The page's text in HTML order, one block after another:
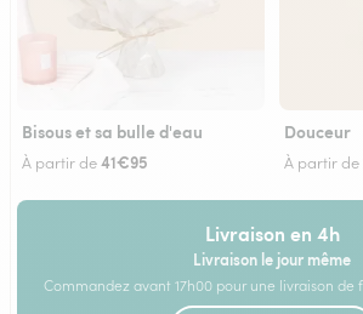
Bisous et sa bulle d'eau
À partir de41€95
Douceur
À partir de
Livraison en 4h
Livraison le jour même
Commandez avant 17h00 pour une livraison de